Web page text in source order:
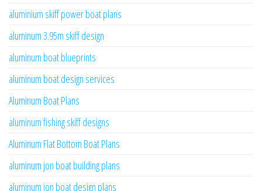
aluminium skiff power boat plans
aluminum 3.95m skiff design
aluminum boat blueprints
aluminum boat design services
Aluminum Boat Plans
aluminum fishing skiff designs
Aluminum Flat Bottom Boat Plans
aluminum jon boat building plans
aluminum jon boat design plans